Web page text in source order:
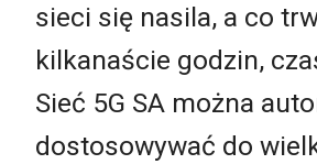
sieci się nasila, a co
kilkanaście godzin,
Sieć 5G SA można
dostosowywać do